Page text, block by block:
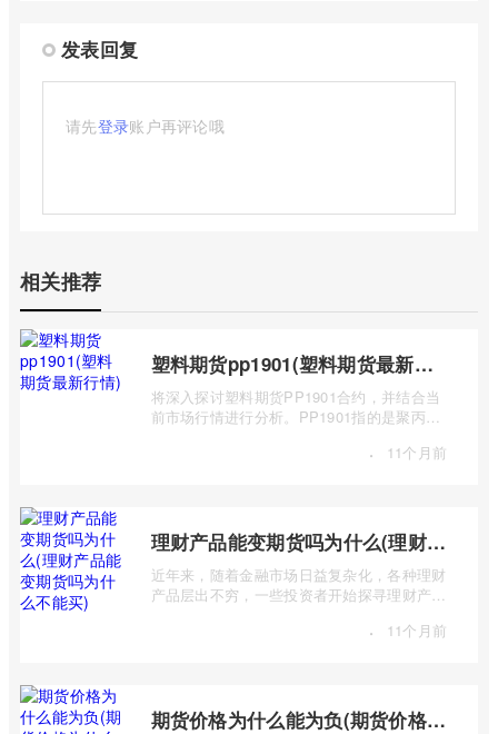
发表回复
请先登录账户再评论哦
相关推荐
塑料期货pp1901(塑料期货最新行情)
将深入探讨塑料期货PP1901合约，并结合当
前市场行情进行分析。PP1901指的是聚丙烯
· 11个月前
理财产品能变期货吗为什么(理财产品能变期货吗为什么不能买)
近年来，随着金融市场日益复杂化，各种理财
产品层出不穷，一些投资者开始探寻理财产品
· 11个月前
期货价格为什么能为负(期货价格为什么能为负数呢)